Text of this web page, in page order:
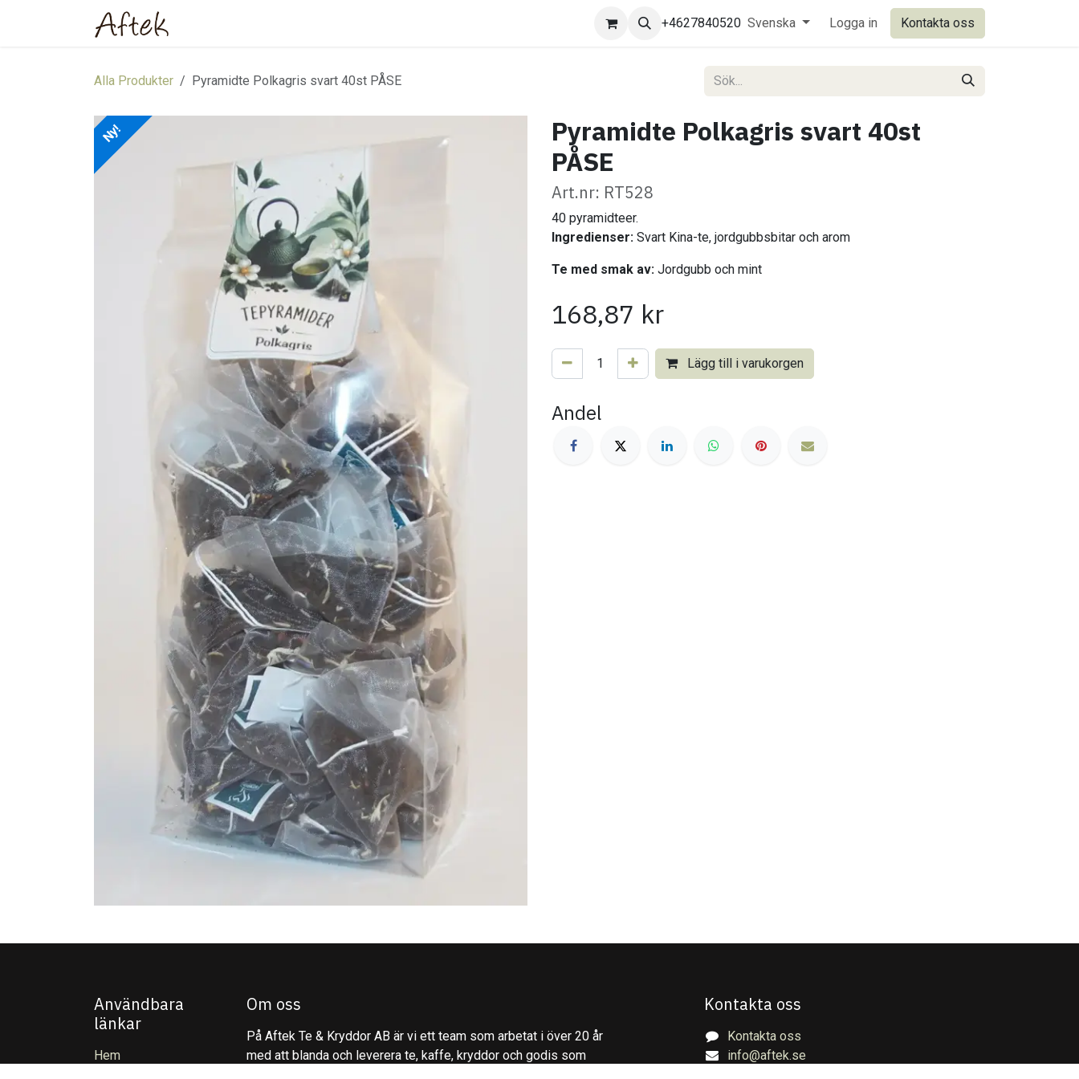
+4627840520 Svenska Logga in Kontakta oss
Alla Produkter Pyramidte Polkagris svart 40st PÅSE
Ny!
Pyramidte Polkagris svart 40st
PÅSE
Art.nr: RT528
40 pyramidteer.
Ingredienser: Svart Kina-te, jordgubbsbitar och arom
Te med smak av: Jordgubb och mint
168,87 kr
Lägg till i varukorgen
Andel
Användbara
länkar
Hem
Om oss
På Aftek Te & Kryddor AB är vi ett team som arbetat i över 20 år
med att blanda och leverera te, kaffe, kryddor och godis som
Kontakta oss
Kontakta oss
info@aftek.se